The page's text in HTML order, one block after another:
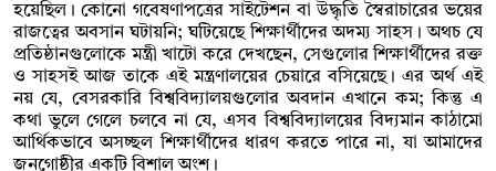
হয়েছিল। কোনো গবেষণাপত্রের সাইটেশন বা উদ্ধৃতি স্বৈরাচারের ভয়ের
রাজত্বের অবসান ঘটায়নি; ঘটিয়েছে শিক্ষার্থীদের অদম্য সাহস। অথচ যে
প্রতিষ্ঠানগুলোকে মন্ত্রী খাটো করে দেখছেন, সেগুলোর শিক্ষার্থীদের রক্ত
ও সাহসই আজ তাকে এই মন্ত্রণালয়ের চেয়ারে বসিয়েছে। এর অর্থ এই
নয় যে, বেসরকারি বিশ্ববিদ্যালয়গুলোর অবদান এখানে কম; কিন্তু এ
কথা ভুলে গেলে চলবে না যে, এসব বিশ্ববিদ্যালয়ের বিদ্যমান কাঠামো
আর্থিকভাবে অসচ্ছল শিক্ষার্থীদের ধারণ করতে পারে না, যা আমাদের
জনগোষ্ঠীর একটি বিশাল অংশ।